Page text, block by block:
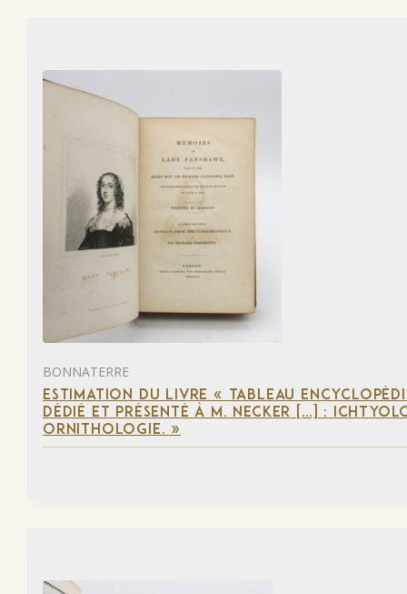
BONNATERRE
ESTIMATION DU LIVRE « TABLEAU
DÉDIÉ ET PRÉSENTÉ À M. NECKER […] :
ORNITHOLOGIE. »